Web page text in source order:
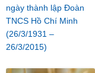
ngày thành lập Đoàn
TNCS Hồ Chí Minh
(26/3/1931 –
26/3/2015)